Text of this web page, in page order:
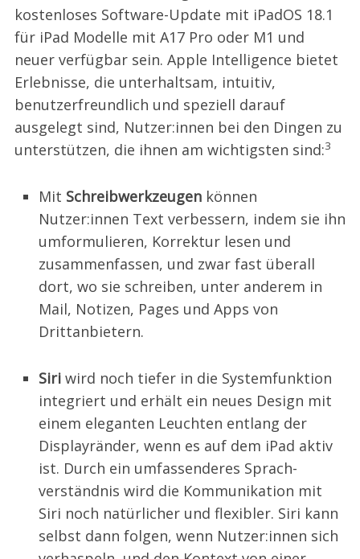
kostenloses Software-Update mit iPadOS 18.1
für iPad Modelle mit A17 Pro oder M1 und
neuer verfügbar sein. Apple Intelligence bietet
Erlebnisse, die unterhaltsam, intuitiv,
benutzerfreundlich und speziell darauf
ausgelegt sind, Nutzer:innen bei den Dingen zu
unterstützen, die ihnen am wichtigsten sind:3
Mit Schreibwerkzeugenkönnen
Nutzer:innen Text verbessern, indem sie ihn
umformulieren, Korrektur lesen und
zusammenfassen, und zwar fast überall
dort, wo sie schreiben, unter anderem in
Mail, Notizen, Pages und Apps von
Drittanbietern.
Siriwird noch tiefer in die Systemfunktion
integriert und erhält ein neues Design mit
einem eleganten Leuchten entlang der
Displayränder, wenn es auf dem iPad aktiv
ist. Durch ein umfassenderes Sprach­
verständnis wird die Kommunikation mit
Siri noch natürlicher und flexibler. Siri kann
selbst dann folgen, wenn Nutzer:innen sich